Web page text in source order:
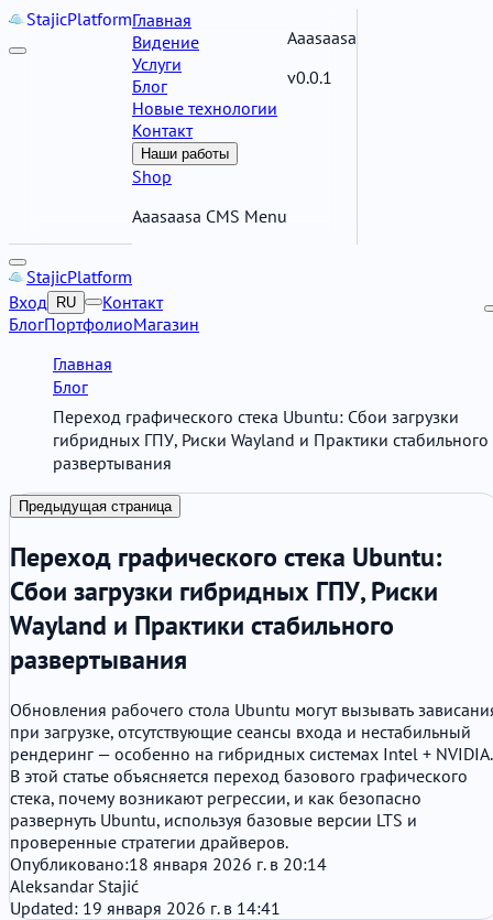
StajicPlatformГлавная
Видение
Услуги
Блог
Новые технологии
Контакт
Наши работы
Shop
Aaasaasa CMS Menu
Aaasaasa
v0.0.1
StajicPlatform
БлогПортфолиоМагазин
Вход RU Контакт
Главная
Блог
Переход графического стека Ubuntu: Сбои загрузки
гибридных ГПУ, Риски Wayland и Практики стабильного
развертывания
Предыдущая страница
Переход графического стека Ubuntu:
Сбои загрузки гибридных ГПУ, Риски
Wayland и Практики стабильного
развертывания
Обновления рабочего стола Ubuntu могут вызывать
при загрузке, отсутствующие сеансы входа и нестабильный
рендеринг — особенно на гибридных системах Intel + NVIDIA.
В этой статье объясняется переход базового графического
стека, почему возникают регрессии, и как безопасно
развернуть Ubuntu, используя базовые версии LTS и
проверенные стратегии драйверов.
Опубликовано:18 января 2026 г. в 20:14
Aleksandar Stajić
Updated: 19 января 2026 г. в 14:41